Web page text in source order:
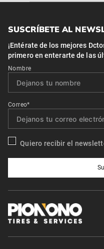
SUSCRÍBETE AL
¡Entérate de los mejores
primero en enterarte de las
Nombre
Correo*
Quiero recibir el